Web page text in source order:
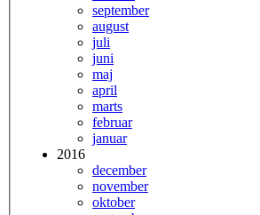
september
august
juli
juni
maj
april
marts
februar
januar
2016
december
november
oktober